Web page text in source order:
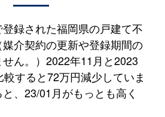
録された福岡県の戸建て不
介契約の更新や登録期間の
ん。）2022年11月と2023
すると72万円減少していま
、23/01月がもっとも高く